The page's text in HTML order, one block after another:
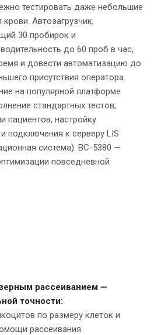
тестировать даже небольшие
Автозагрузчик,
30 пробирок и
до 60 проб в час,
и довести автоматизацию до
присутствия оператора.
на популярной платформе
стандартных тестов,
пациентов, настройку
подключения к серверу LIS
система). BC-5380 —
повседневной
рассеиванием —
точности:
по размеру клеток и
рассеивания